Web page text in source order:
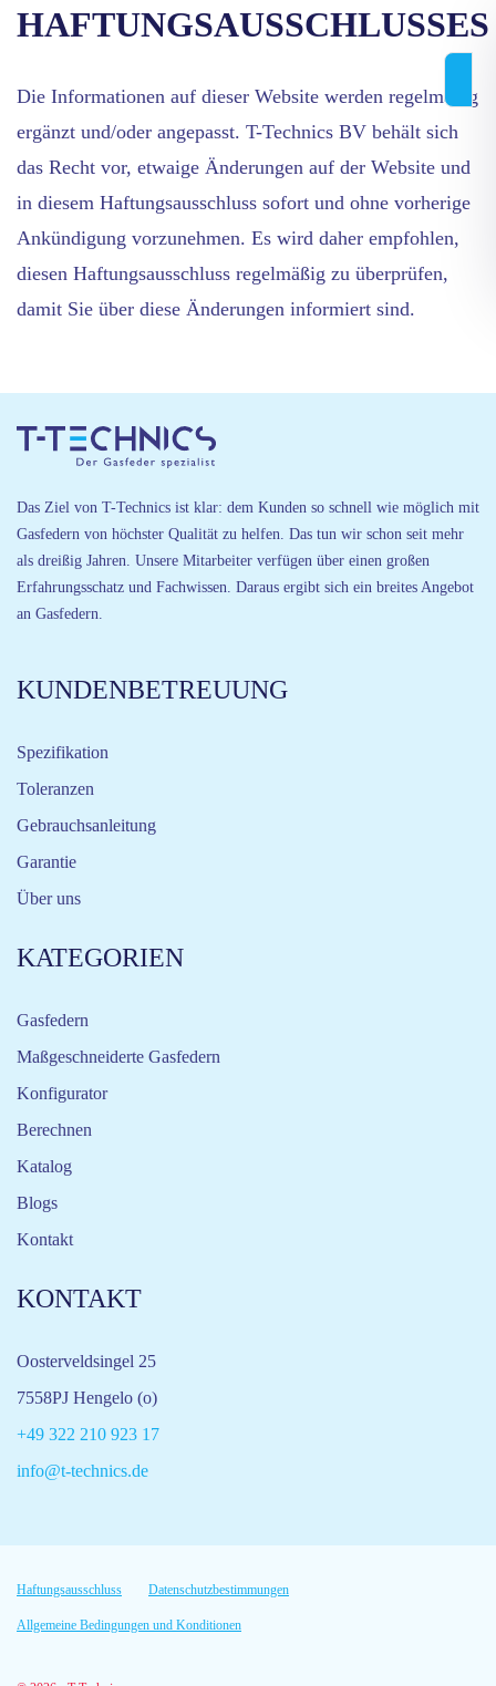
HAFTUNGSAUSSCHLUSSES
Die Informationen auf dieser Website werden regelmäßig
ergänzt und/oder angepasst. T-Technics BV behält sich
das Recht vor, etwaige Änderungen auf der Website und
in diesem Haftungsausschluss sofort und ohne vorherige
Ankündigung vorzunehmen. Es wird daher empfohlen,
diesen Haftungsausschluss regelmäßig zu überprüfen,
damit Sie über diese Änderungen informiert sind.
Das Ziel von T-Technics ist klar: dem Kunden so schnell wie möglich mit
Gasfedern von höchster Qualität zu helfen. Das tun wir schon seit mehr
als dreißig Jahren. Unsere Mitarbeiter verfügen über einen großen
Erfahrungsschatz und Fachwissen. Daraus ergibt sich ein breites Angebot
an Gasfedern.
KUNDENBETREUUNG
Spezifikation
Toleranzen
Gebrauchsanleitung
Garantie
Über uns
KATEGORIEN
Gasfedern
Maßgeschneiderte Gasfedern
Konfigurator
Berechnen
Katalog
Blogs
Kontakt
KONTAKT
Oosterveldsingel 25
7558PJ Hengelo (o)
+49 322 210 923 17
info@t-technics.de
Haftungsausschluss Datenschutzbestimmungen
Allgemeine Bedingungen und Konditionen